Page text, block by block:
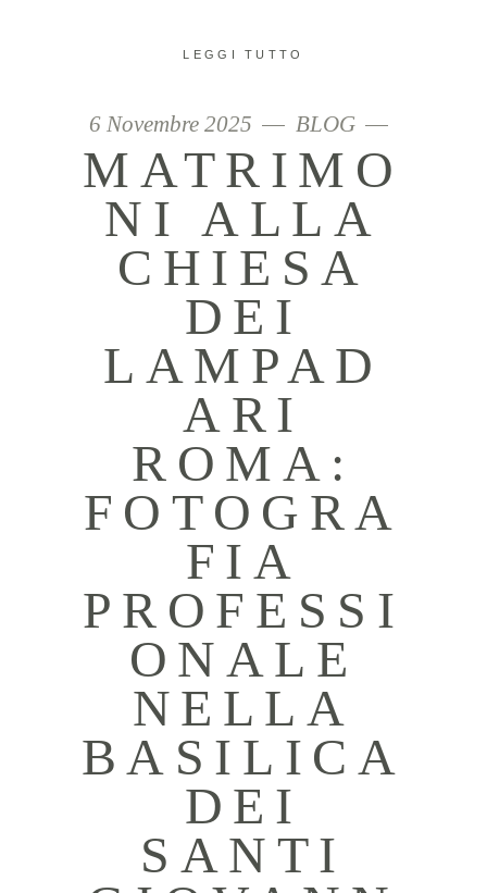
LEGGI TUTTO
6 Novembre 2025 BLOG
MATRIMO
NI ALLA
CHIESA
DEI
LAMPAD
ARI
ROMA:
FOTOGRA
FIA
PROFESSI
ONALE
NELLA
BASILICA
DEI
SANTI